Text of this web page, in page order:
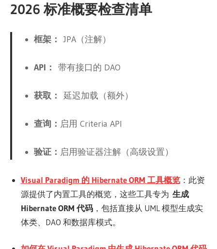
2026 标准概要检查清单
框架： JPA（注解）
API： 带有接口的 DAO
获取： 延迟加载（额外）
查询： 启用 Criteria API
验证： 启用验证器注解（高级设置）
Visual Paradigm 的 Hibernate ORM 工具概览：此资
源提供了内置工具的概览，这些工具专为 生成
Hibernate ORM 代码，包括直接从 UML 模型生成实
体类、DAO 和数据库模式。